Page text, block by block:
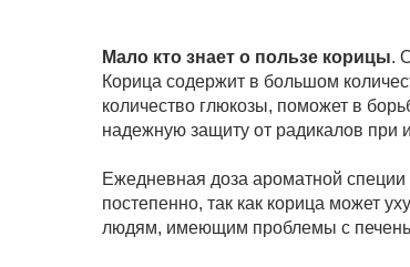
Мало кто знает о пользе корицы.
Корица содержит в большом
количество глюкозы, поможет в
надежную защиту от радикалов при
Ежедневная доза ароматной
постепенно, так как корица может
людям, имеющим проблемы с